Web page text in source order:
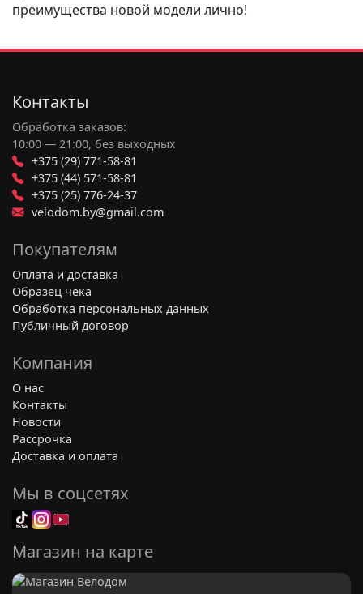
преимущества новой модели лично!
Контакты
Обработка заказов:
10:00 — 21:00, без выходных
+375 (29) 771-58-81
+375 (44) 571-58-81
+375 (25) 776-24-37
velodom.by@gmail.com
Покупателям
Оплата и доставка
Образец чека
Обработка персональных данных
Публичный договор
Компания
О нас
Контакты
Новости
Рассрочка
Доставка и оплата
Мы в соцсетях
Магазин на карте